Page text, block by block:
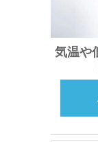
気温や